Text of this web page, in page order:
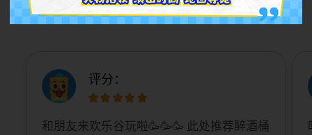
评分：
和朋友来欢乐谷玩啦🥳🥳🥳 此处推荐醉酒桶